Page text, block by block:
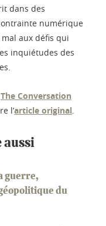
dans des
numérique
aux défis qui
inquiétudes des
The Conversation
l’article original.
aussi
guerre,
du